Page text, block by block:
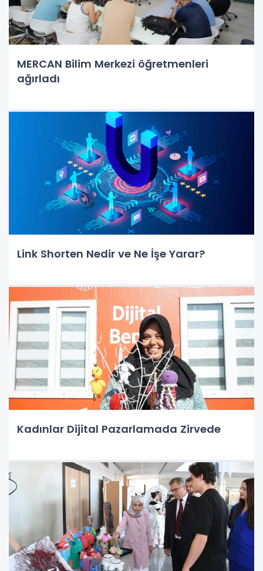
MERCAN Bilim Merkezi öğretmenleri
ağırladı
Link Shorten Nedir ve Ne İşe Yarar?
Kadınlar Dijital Pazarlamada Zirvede